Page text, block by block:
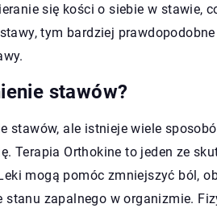
się kości o siebie w stawie,
tym bardziej
stawów?
stawów, ale istnieje wiele
Terapia Orthokine to jeden ze
mogą pomóc zmniejszyć ból,
stanu zapalnego w organizmie.